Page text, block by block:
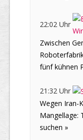
22:02 Uhr
Zwischen
fünf kühnen
21:32 Uhr
Wegen Iran-
Mangellage:
suchen »